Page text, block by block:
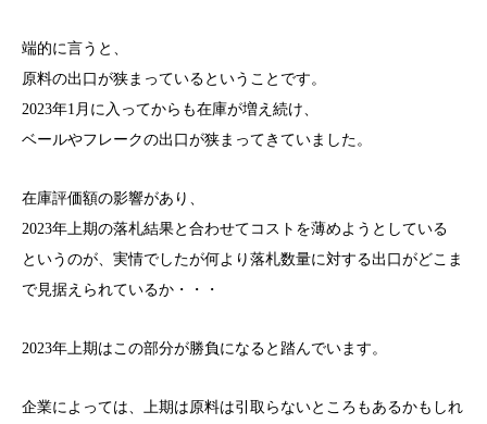
端的に言うと、
原料の出口が狭まっているということです。
2023年1月に入ってからも在庫が増え続け、
ベールやフレークの出口が狭まってきていました。
在庫評価額の影響があり、
2023年上期の落札結果と合わせてコストを薄めようとしている
というのが、実情でしたが何より落札数量に対する出口がどこま
で見据えられているか・・・
2023年上期はこの部分が勝負になると踏んでいます。
企業によっては、上期は原料は引取らないところもあるかもしれ